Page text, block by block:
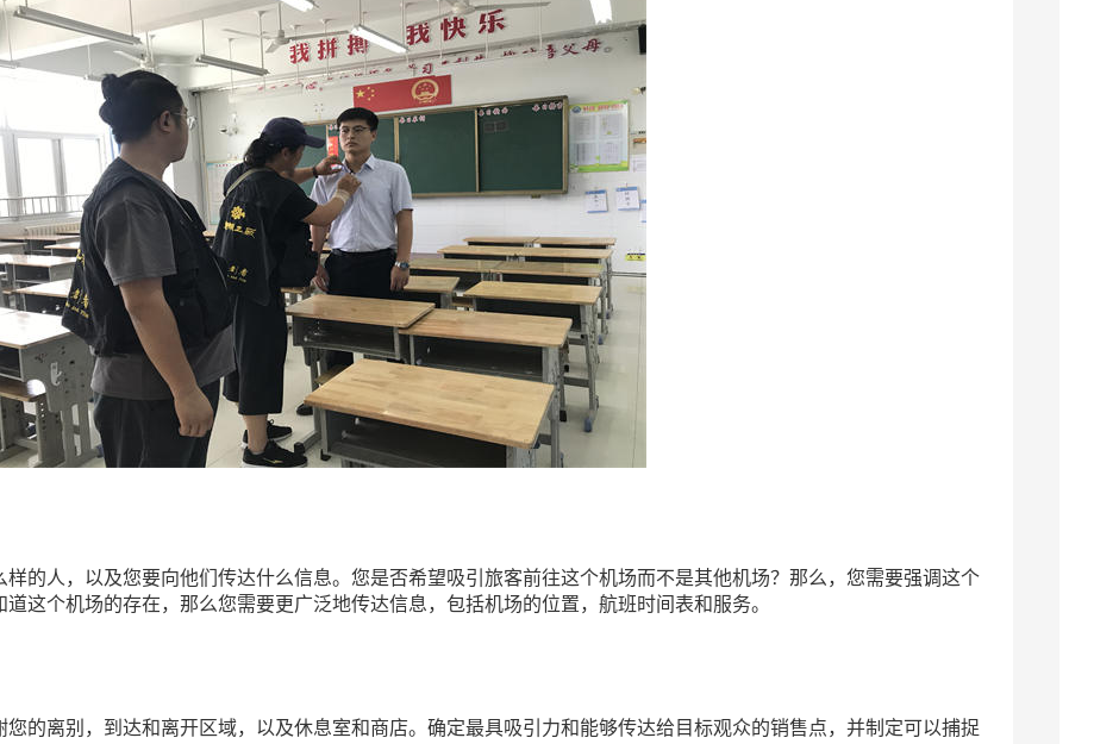
的人，以及您要向他们传达什么信息。您是否希望吸引旅客前往这个机场而不是其他机场？那么，您需要强调这个
这个机场的存在，那么您需要更广泛地传达信息，包括机场的位置，航班时间表和服务。
的离别，到达和离开区域，以及休息室和商店。确定最具吸引力和能够传达给目标观众的销售点，并制定可以捕捉